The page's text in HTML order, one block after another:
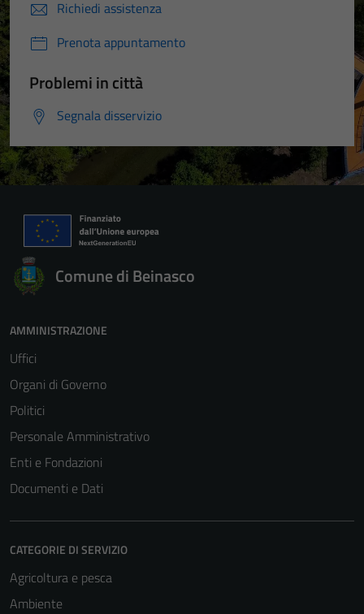
Richiedi assistenza
Prenota appuntamento
Problemi in città
Segnala disservizio
Comune di Beinasco
AMMINISTRAZIONE
Uffici
Organi di Governo
Politici
Personale Amministrativo
Enti e Fondazioni
Documenti e Dati
CATEGORIE DI SERVIZIO
Agricoltura e pesca
Ambiente